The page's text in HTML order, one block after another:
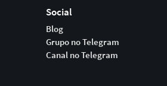
Social
Blog
Grupo no Telegram
Canal no Telegram